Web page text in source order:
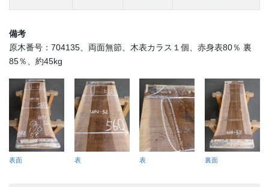
備考
原木番号：704135、両面無節、木表カラス１個、赤身表80％ 裏
85％、約45kg
表面 表 表 裏面